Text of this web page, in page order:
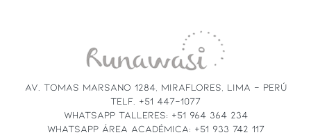
BLANK.AV. TOMAS MARSANO 1284, MIRAFLORES, LIMA - PERÚ
TELF. +51 447-1077
WHATSAPP TALLERES: +51 964 364 234
WHATSAPP ÁREA ACADÉMICA: +51 933 742 117